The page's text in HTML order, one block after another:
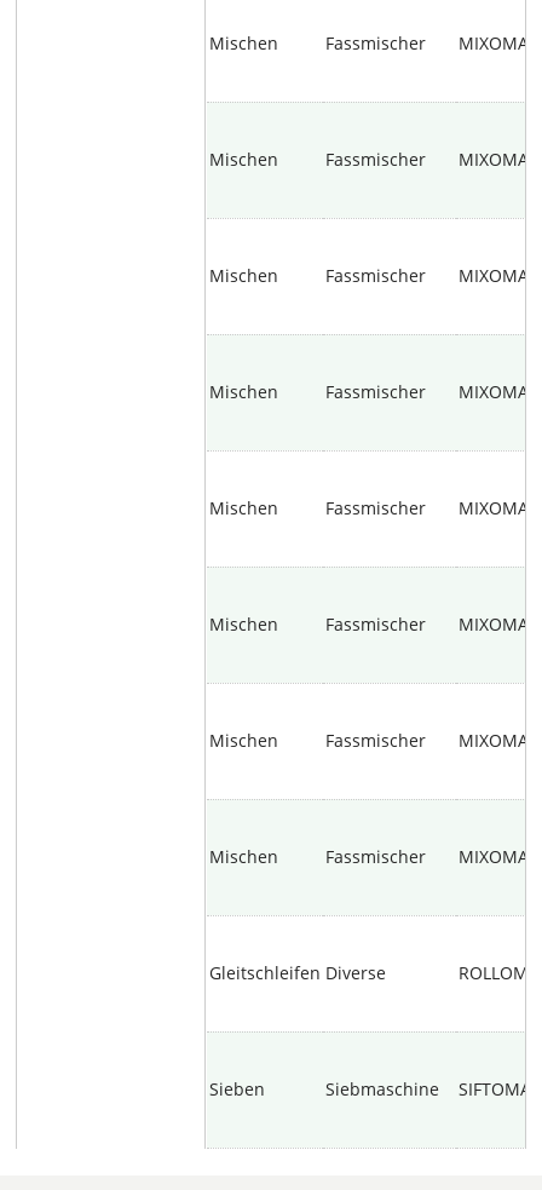
Mischen Fassmischer
Mischen Fassmischer
Mischen Fassmischer
Mischen Fassmischer
Mischen Fassmischer
Mischen Fassmischer
Mischen Fassmischer MIXOMAT
Mischen Fassmischer
Gleitschleifen Diverse
Sieben Siebmaschine SIFTOMAT